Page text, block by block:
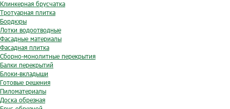
Клинкерная брусчатка
Тротуарная плитка
Бордюры
Лотки водоотводные
Фасадные материалы
Фасадная плитка
Сборно-монолитные перекрытия
Балки перекрытий
Блоки-вкладыши
Готовые решения
Пиломатериалы
Доска обрезная